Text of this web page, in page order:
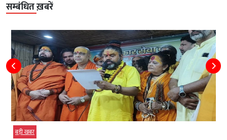
सम्बंधित ख़बरें
बड़ी खबर